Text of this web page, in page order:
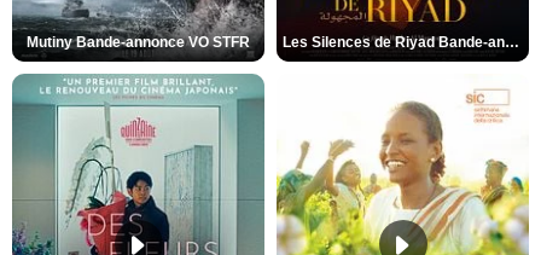
Mutiny Bande-annonce VO STFR Les Silences de Riyad Bande-annonce VO STFR